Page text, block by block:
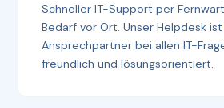
Schneller IT-Support per
Bedarf vor Ort. Unser Helpdesk
Ansprechpartner bei allen IT-
freundlich und lösungsorientiert.